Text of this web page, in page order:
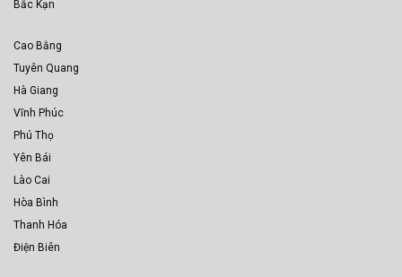
Bắc Kạn
Cao Bằng
Tuyên Quang
Hà Giang
Vĩnh Phúc
Phú Thọ
Yên Bái
Lào Cai
Hòa Bình
Thanh Hóa
Điện Biên